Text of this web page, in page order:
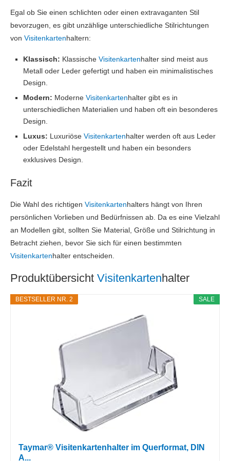
Egal ob Sie einen schlichten oder einen extravaganten Stil
bevorzugen, es gibt unzählige unterschiedliche Stilrichtungen
von Visitenkartenhaltern:
Klassisch: Klassische Visitenkartenhalter sind meist aus
Metall oder Leder gefertigt und haben ein minimalistisches
Design.
Modern: Moderne Visitenkartenhalter gibt es in
unterschiedlichen Materialien und haben oft ein besonderes
Design.
Luxus: Luxuriöse Visitenkartenhalter werden oft aus Leder
oder Edelstahl hergestellt und haben ein besonders
exklusives Design.
Fazit
Die Wahl des richtigen Visitenkartenhalters hängt von Ihren
persönlichen Vorlieben und Bedürfnissen ab. Da es eine Vielzahl
an Modellen gibt, sollten Sie Material, Größe und Stilrichtung in
Betracht ziehen, bevor Sie sich für einen bestimmten
Visitenkartenhalter entscheiden.
Produktübersicht Visitenkartenhalter
SALE
BESTSELLER NR. 2
Taymar® Visitenkartenhalter im Querformat, DIN
A...